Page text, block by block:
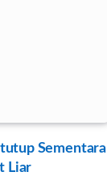
Sementara
Liar